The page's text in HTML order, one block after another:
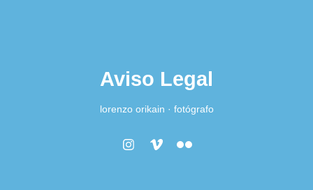
Aviso Legal
lorenzo orikain · fotógrafo